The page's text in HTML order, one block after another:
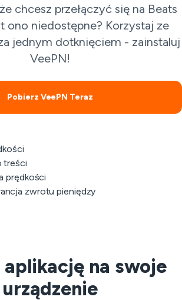
chcesz przełączyć się na Beats
ono niedostępne? Korzystaj ze
jednym dotknięciem - zainstaluj
VeePN!
Pobierz VeePN Teraz
treści
prędkości
zwrotu pieniędzy
aplikację na swoje
urządzenie